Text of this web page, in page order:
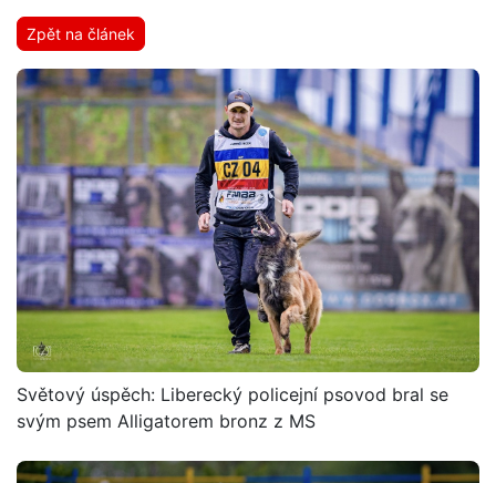
Zpět na článek
Světový úspěch: Liberecký policejní psovod bral se
svým psem Alligatorem bronz z MS